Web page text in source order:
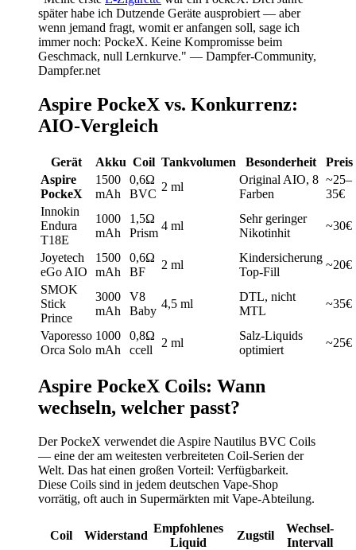
später habe ich Dutzende Geräte ausprobiert — aber
wenn jemand fragt, womit er anfangen soll, sage ich
immer noch: PockeX. Keine Kompromisse beim
Geschmack, null Lernkurve." — Dampfer-Community,
Dampfer.net
Aspire PockeX vs. Konkurrenz:
AIO-Vergleich
Gerät Akku Coil Tankvolumen Besonderheit
Preis
Aspire
PockeX
1500
mAh
0,6Ω
BVC
2 ml
Original AIO, 8
Farben
~25–
35€
Innokin
Endura
T18E
1000
mAh
1,5Ω
Prism
4 ml
Sehr geringer
Nikotinhit
~30€
Joyetech
eGo AIO
1500
mAh
0,6Ω
BF
2 ml
Kindersicherung
Top-Fill
~20€
SMOK
Stick
Prince
3000
mAh
V8
Baby
4,5 ml
DTL, nicht
MTL
~35€
Vaporesso
Orca Solo
1000
mAh
0,8Ω
ccell
2 ml
Salz-Liquids
optimiert
~25€
Aspire PockeX Coils: Wann
wechseln, welcher passt?
Der PockeX verwendet die Aspire Nautilus BVC Coils
— eine der am weitesten verbreiteten Coil-Serien der
Welt. Das hat einen großen Vorteil: Verfügbarkeit.
Diese Coils sind in jedem deutschen Vape-Shop
vorrätig, oft auch in Supermärkten mit Vape-Abteilung.
Coil Widerstand
Empfohlenes
Liquid
Zugstil
Wechsel-
Intervall